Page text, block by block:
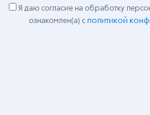
Я даю согласие на обработку
ознакомлен(а) с политикой